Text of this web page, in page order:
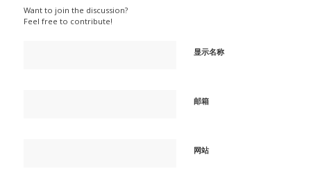
Want to join the discussion?
Feel free to contribute!
显示名称
邮箱
网站